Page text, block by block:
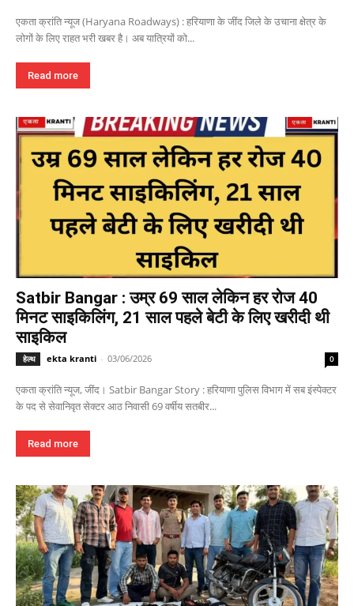
एकता क्रांति न्यूज (Haryana Roadways) : हरियाणा के जींद जिले के उचाना क्षेत्र के
लोगों के लिए राहत भरी खबर है। अब यात्रियों को...
Read more
Satbir Bangar : उम्र 69 साल लेकिन हर रोज 40
मिनट साइकिलिंग, 21 साल पहले बेटी के लिए खरीदी थी
साइकिल
हेल्थ ekta kranti - 03/06/2026 0
एकता क्रांति न्यूज, जींद। Satbir Bangar Story : हरियाणा पुलिस विभाग में सब इंस्पेक्टर
के पद से सेवानिवृत सेक्टर आठ निवासी 69 वर्षीय सतबीर...
Read more